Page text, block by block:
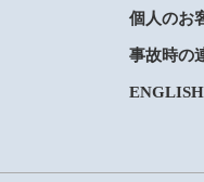
個人のお
事故時の
ENGLISH